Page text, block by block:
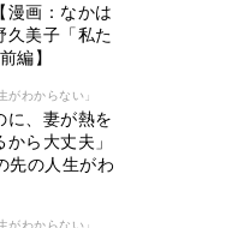
漫画：なかは
久美子「私た
編】
わからない」
に、妻が熱を
ら大丈夫」
先の人生がわ
わからない」